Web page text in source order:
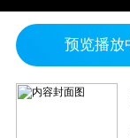
预览播放